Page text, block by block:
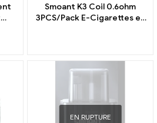
Smoant K3 Coil 0.6ohm
3PCS/Pack E-Cigarettes en
EN RUPTURE